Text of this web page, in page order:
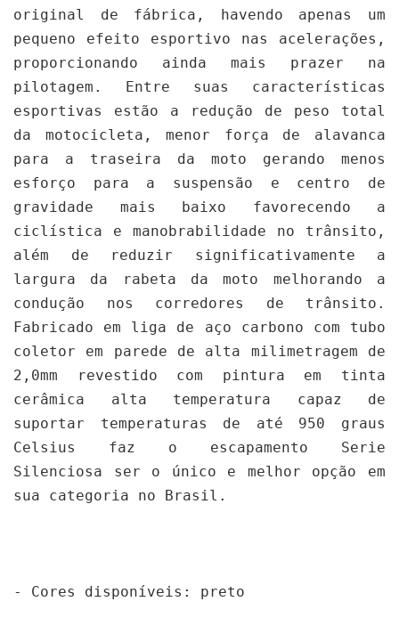
original de fábrica, havendo apenas um
pequeno efeito esportivo nas acelerações,
proporcionando ainda mais prazer na
pilotagem. Entre suas características
esportivas estão a redução de peso total
da motocicleta, menor força de alavanca
para a traseira da moto gerando menos
esforço para a suspensão e centro de
gravidade mais baixo favorecendo a
ciclística e manobrabilidade no trânsito,
além de reduzir significativamente a
largura da rabeta da moto melhorando a
condução nos corredores de trânsito.
Fabricado em liga de aço carbono com tubo
coletor em parede de alta milimetragem de
2,0mm revestido com pintura em tinta
cerâmica alta temperatura capaz de
suportar temperaturas de até 950 graus
Celsius faz o escapamento Serie
Silenciosa ser o único e melhor opção em
sua categoria no Brasil.
- Cores disponíveis: preto